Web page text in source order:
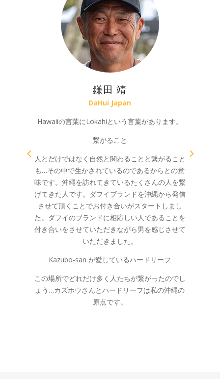
島袋 優
BEGIN
音楽家
カズボーさんとの出会いは30数年前僕らがデビュ
ーしてすぐの頃、ハードリーフがオープンして間
もない頃でした。ハードリーフでカズボーさんの
過去の話を聞くのが好きでした。那覇時代の武勇
伝、サーフィンを始めた頃の苦労や喜びを笑いな
がら沢山話してくれました。そんなハードリーフ
や子供達と、時には天国のカズボーさんと！
30数年先もハードリーフがそんな場所であります
ように。